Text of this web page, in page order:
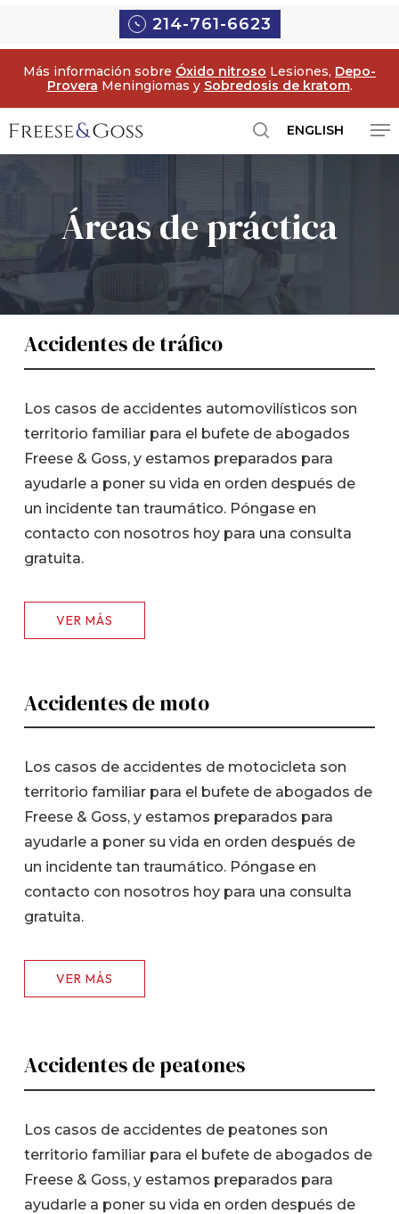
principal
214-761-6623
Más información sobre Óxido nitroso Lesiones, Depo-
Provera Meningiomas y Sobredosis de kratom.
ENGLISH
Áreas de práctica
Accidentes de tráfico
Los casos de accidentes automovilísticos son
territorio familiar para el bufete de abogados
Freese & Goss, y estamos preparados para
ayudarle a poner su vida en orden después de
un incidente tan traumático. Póngase en
contacto con nosotros hoy para una consulta
gratuita.
VER MÁS
Accidentes de moto
Los casos de accidentes de motocicleta son
territorio familiar para el bufete de abogados de
Freese & Goss, y estamos preparados para
ayudarle a poner su vida en orden después de
un incidente tan traumático. Póngase en
contacto con nosotros hoy para una consulta
gratuita.
VER MÁS
Accidentes de peatones
Los casos de accidentes de peatones son
territorio familiar para el bufete de abogados de
Freese & Goss, y estamos preparados para
ayudarle a poner su vida en orden después de